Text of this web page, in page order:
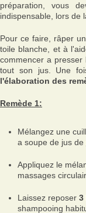
préparation, vous
indispensable, lors de
Pour ce faire, râper un
toile blanche, et à
commencer a
tout son jus. Une
l'élaboration des
Remède 1:
Mélangez une
a soupe de jus de
Appliquez le
massages
Laissez reposer 3
shampooing